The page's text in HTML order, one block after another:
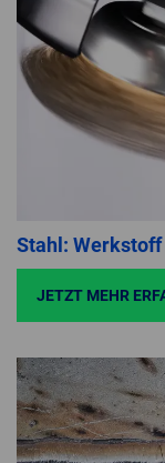
Stahl:
JETZT MEHR